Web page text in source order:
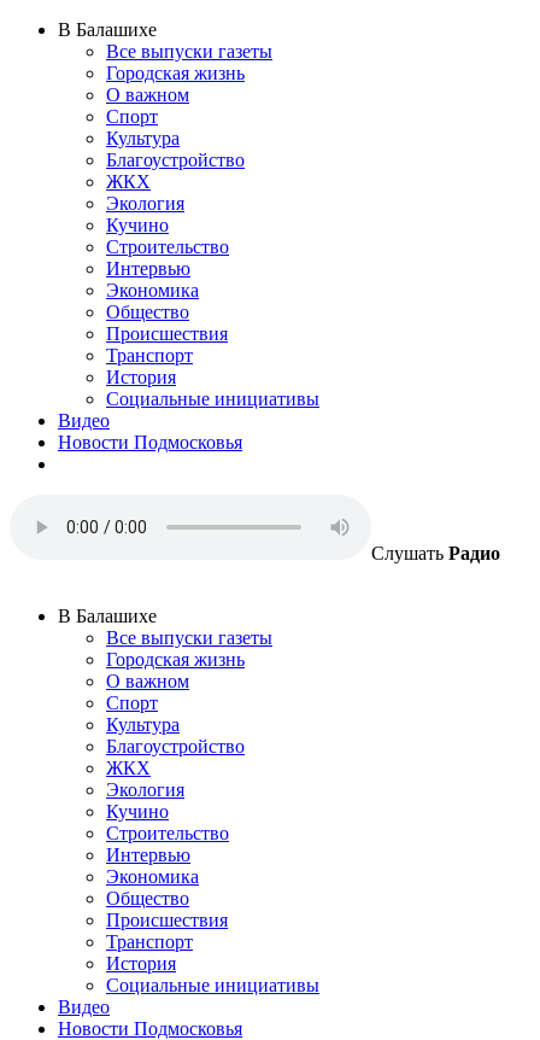
В Балашихе
Все выпуски газеты
Городская жизнь
О важном
Спорт
Культура
Благоустройство
ЖКХ
Экология
Кучино
Строительство
Интервью
Экономика
Общество
Происшествия
Транспорт
История
Социальные инициативы
Видео
Новости Подмосковья
Слушать Радио
В Балашихе
Все выпуски газеты
Городская жизнь
О важном
Спорт
Культура
Благоустройство
ЖКХ
Экология
Кучино
Строительство
Интервью
Экономика
Общество
Происшествия
Транспорт
История
Социальные инициативы
Видео
Новости Подмосковья